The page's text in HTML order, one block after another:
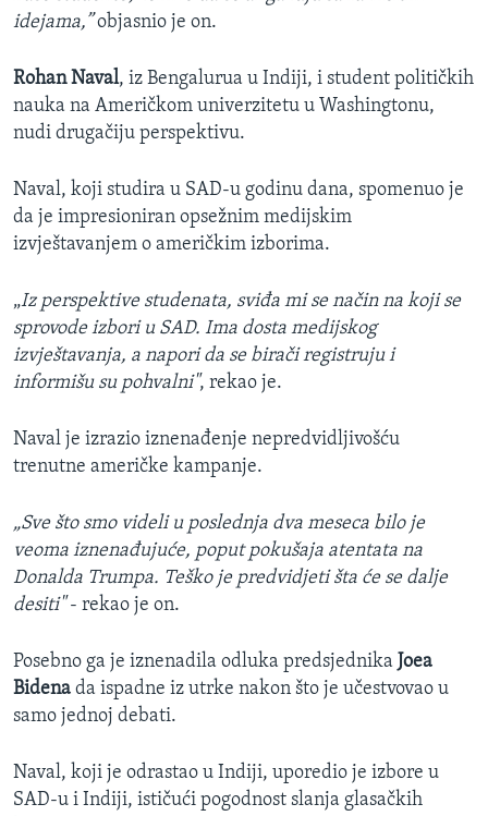
idejama,”objasnio je on.
Rohan Naval, iz Bengalurua u Indiji, i student političkih
nauka na Američkom univerzitetu u Washingtonu,
nudi drugačiju perspektivu.
Naval, koji studira u SAD-u godinu dana, spomenuo je
da je impresioniran opsežnim medijskim
izvještavanjem o američkim izborima.
„Iz perspektive studenata, sviđa mi se način na koji se
sprovode izbori u SAD. Ima dosta medijskog
izvještavanja, a napori da se birači registruju i
informišu su pohvalni", rekao je.
Naval je izrazio iznenađenje nepredvidljivošću
trenutne američke kampanje.
„Sve što smo videli u poslednja dva meseca bilo je
veoma iznenađujuće, poput pokušaja atentata na
Donalda Trumpa. Teško je predvidjeti šta će se dalje
desiti"- rekao je on.
Posebno ga je iznenadila odluka predsjednika Joea
Bidena da ispadne iz utrke nakon što je učestvovao u
samo jednoj debati.
Naval, koji je odrastao u Indiji, uporedio je izbore u
SAD-u i Indiji, ističući pogodnost slanja glasačkih